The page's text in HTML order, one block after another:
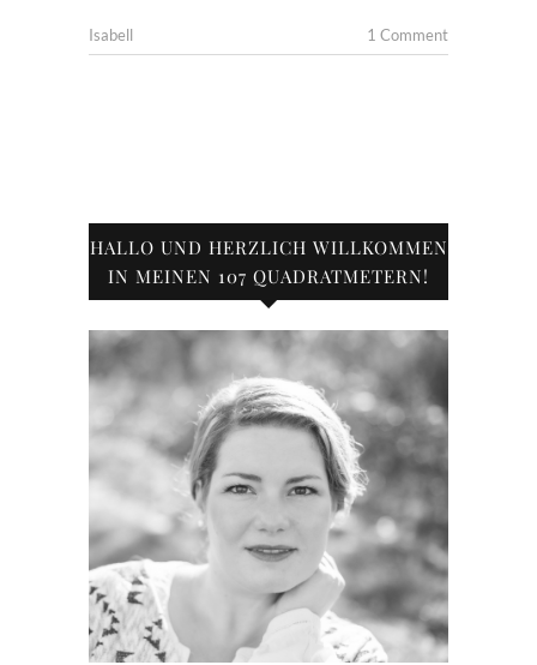
Isabell 1 Comment
HALLO UND HERZLICH WILLKOMMEN
IN MEINEN 107 QUADRATMETERN!